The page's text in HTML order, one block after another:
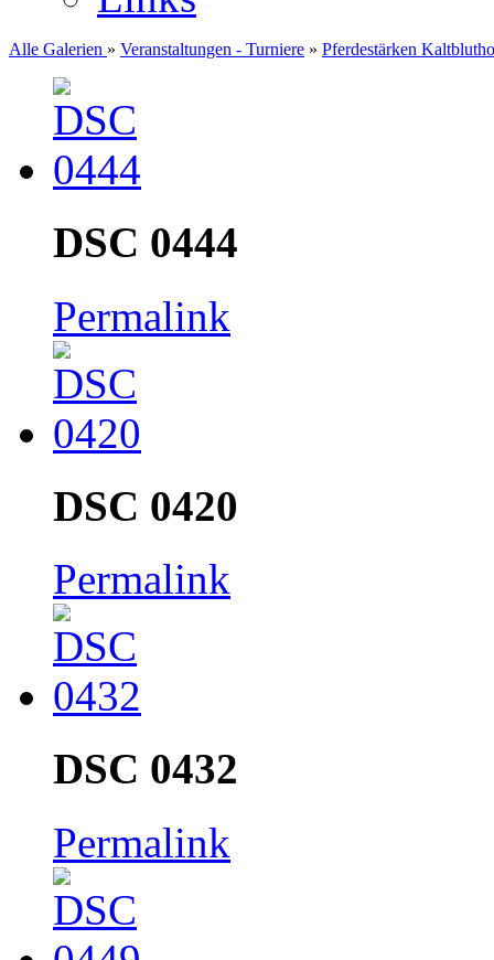
Alle Galerien » Veranstaltungen - Turniere » Pferdestärken
DSC 0444
Permalink
DSC 0420
Permalink
DSC 0432
Permalink